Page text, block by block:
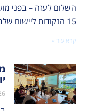
השלום לעזה – בפני
15 הנקודות ליישום שלב ב' של
קרא עוד »